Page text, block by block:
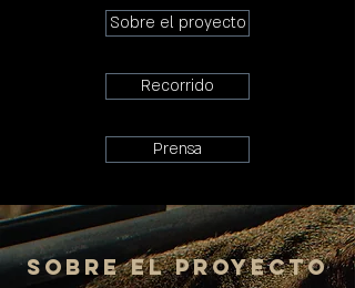
Sobre el proyecto
Recorrido
Prensa
Sobre el proyecto